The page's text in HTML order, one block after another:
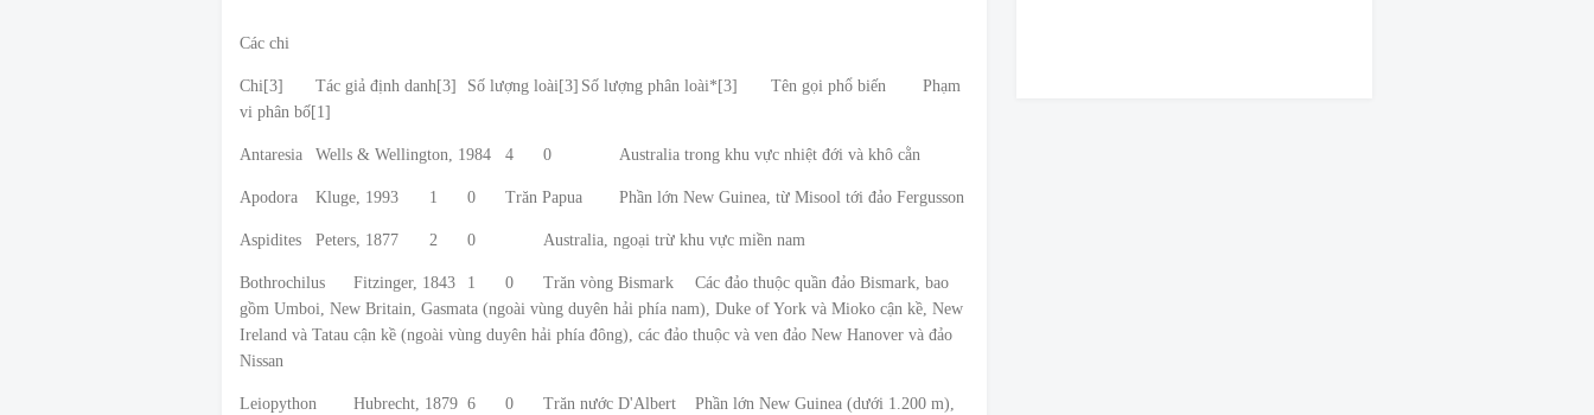
Các chi
Chi[3] Tác giả định danh[3] Số lượng loài[3] Số lượng phân loài*[3] Tên gọi phổ biến
Phạm
vi phân bố[1]
Antaresia Wells & Wellington, 1984 4 0 Australia trong khu vực nhiệt đới và khô cằn
Apodora Kluge, 1993 1 0 Trăn Papua Phần lớn New Guinea, từ Misool tới đảo Fergusson
Aspidites Peters, 1877 2 0 Australia, ngoại trừ khu vực miền nam
Bothrochilus Fitzinger, 1843 1 0 Trăn vòng Bismark
Các đảo thuộc quần đảo Bismark, bao
gồm Umboi, New Britain, Gasmata (ngoài vùng duyên hải phía nam), Duke of York và Mioko cận kề, New
Ireland và Tatau cận kề (ngoài vùng duyên hải phía đông), các đảo thuộc và ven đảo New Hanover và đảo
Nissan
Leiopython Hubrecht, 1879 6 0 Trăn nước D'Albert
Phần lớn New Guinea (dưới 1.200 m),